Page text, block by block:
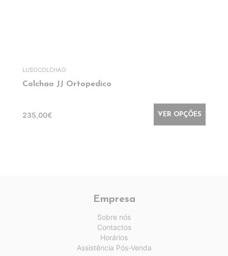
LUSOCOLCHAO
Colchao JJ Ortopedico
235,00€ VER OPÇÕES
Empresa
Sobre nós
Contactos
Horários
Assistência Pós-Venda